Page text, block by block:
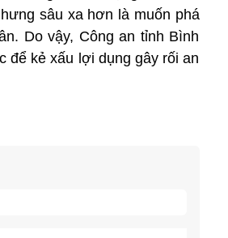
sâu xa hơn là muốn phá
Do vậy, Công an tỉnh Bình
để kẻ xấu lợi dụng gây rối an